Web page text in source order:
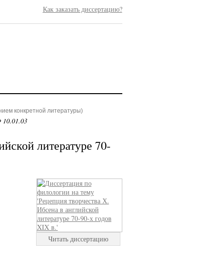
Как заказать диссертацию?
конкретной литературы)
10.01.03
литературе 70-
Читать диссертацию